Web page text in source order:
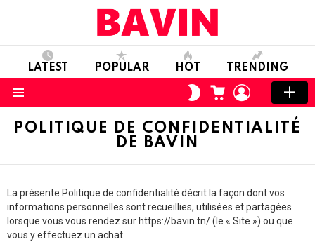
LATEST POPULAR HOT TRENDING
SWITCH
SKIN
CART LOGIN
POLITIQUE DE CONFIDENTIALITÉ
DE BAVIN
La présente Politique de confidentialité décrit la façon dont vos
informations personnelles sont recueillies, utilisées et partagées
lorsque vous vous rendez sur https://bavin.tn/ (le « Site ») ou que
vous y effectuez un achat.